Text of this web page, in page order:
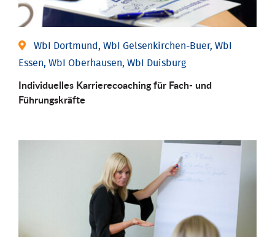
WbI Dortmund, WbI Gelsenkirchen-Buer, WbI
Essen, WbI Oberhausen, WbI Duisburg
Individu­elles Karrierecoaching für Fach-­ und
Führungs­kräfte